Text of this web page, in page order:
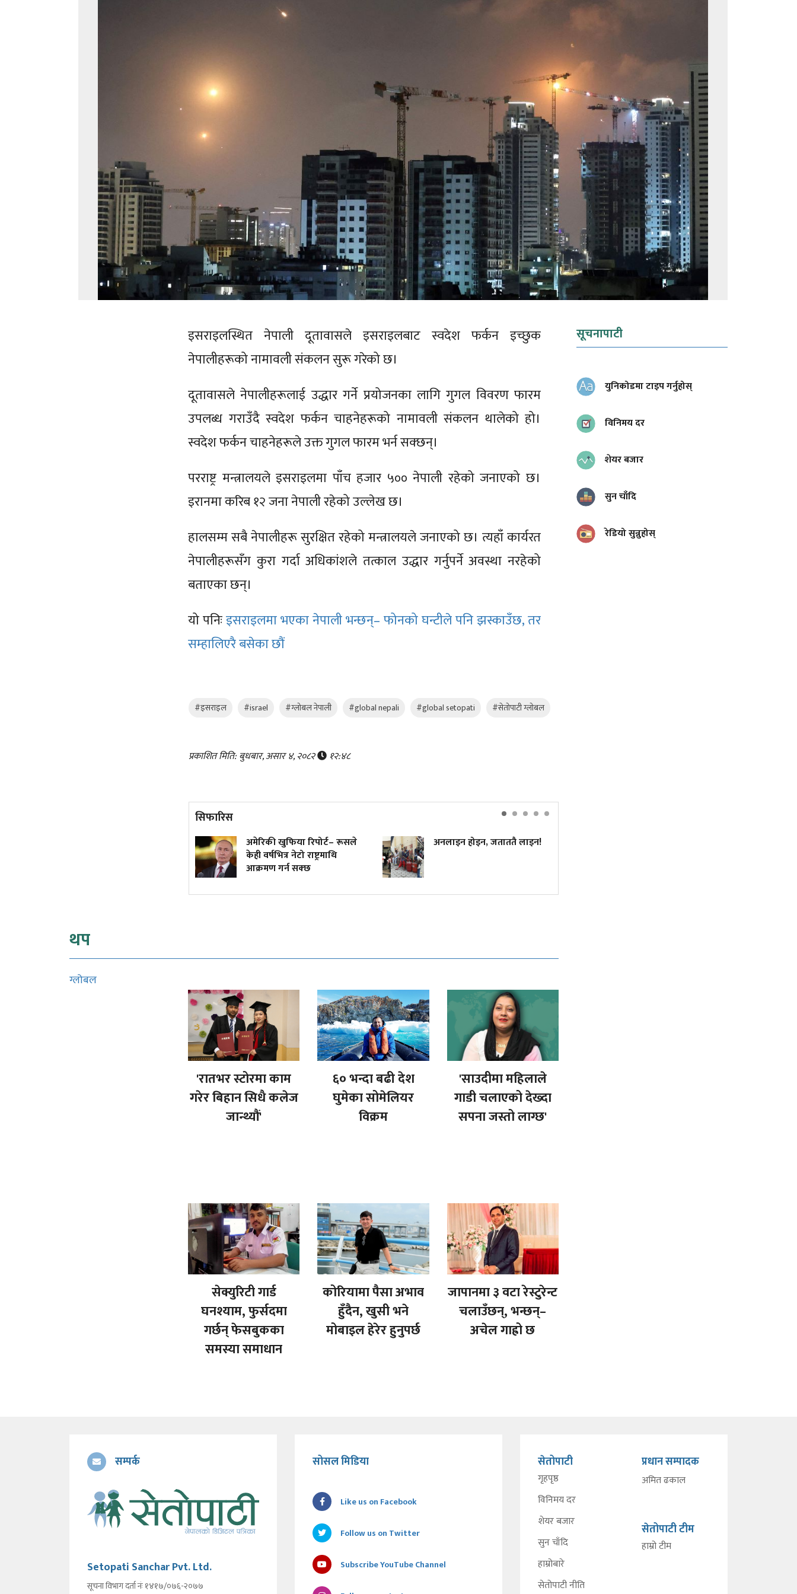
इसराइलस्थित नेपाली दूतावासले इसराइलबाट स्वदेश फर्कन इच्छुक
नेपालीहरूको नामावली संकलन सुरू गरेको छ।
दूतावासले नेपालीहरूलाई उद्धार गर्ने प्रयोजनका लागि गुगल विवरण फारम
उपलब्ध गराउँदै स्वदेश फर्कन चाहनेहरूको नामावली संकलन थालेको हो।
स्वदेश फर्कन चाहनेहरूले उक्त गुगल फारम भर्न सक्छन्।
परराष्ट्र मन्त्रालयले इसराइलमा पाँच हजार ५०० नेपाली रहेको जनाएको छ।
इरानमा करिब १२ जना नेपाली रहेको उल्लेख छ।
हालसम्म सबै नेपालीहरू सुरक्षित रहेको मन्त्रालयले जनाएको छ। त्यहाँ कार्यरत
नेपालीहरूसँग कुरा गर्दा अधिकांशले तत्काल उद्धार गर्नुपर्ने अवस्था नरहेको
बताएका छन्।
यो पनिःइसराइलमा भएका नेपाली भन्छन्– फोनको घन्टीले पनि झस्काउँछ, तर
सम्हालिएरै बसेका छौं
#इसराइल #israel #ग्लोबल नेपाली #global nepali #global setopati #सेतोपाटी ग्लोबल
प्रकाशित मिति: बुधबार, असार ४, २०८२ १२:४८
सिफारिस
अमेरिकी खुफिया रिपोर्ट– रूसले
केही वर्षभित्र नेटो राष्ट्रमाथि
आक्रमण गर्न सक्छ
अनलाइन होइन, जताततै लाइन!
थप
ग्लोबल
'रातभर स्टोरमा काम
गरेर बिहान सिधै कलेज
जान्थ्यौं'
६० भन्दा बढी देश
घुमेका सोमेलियर
विक्रम
'साउदीमा महिलाले
गाडी चलाएको देख्दा
सपना जस्तो लाग्छ'
सेक्युरिटी गार्ड
घनश्याम, फुर्सदमा
गर्छन् फेसबुकका
समस्या समाधान
कोरियामा पैसा अभाव
हुँदैन, खुसी भने
मोबाइल हेरेर हुनुपर्छ
जापानमा ३ वटा रेस्टुरेन्ट
चलाउँछन्, भन्छन्–
अचेल गाह्रो छ
सूचनापाटी
युनिकोडमा टाइप गर्नुहोस्
विनिमय दर
शेयर बजार
सुन चाँदि
रेडियो सुन्नुहोस्
सम्पर्क
Setopati Sanchar Pvt. Ltd.
सूचना विभाग दर्ता नंः १४१७/०७६-२०७७
सोसल मिडिया
Like us on Facebook
Follow us on Twitter
Subscribe YouTube Channel
सेतोपाटी
गृहपृष्ठ
विनिमय दर
शेयर बजार
सुन चाँदि
हाम्रोबारे
सेतोपाटी नीति
प्रधान सम्पादक
अमित ढकाल
सेतोपाटी टीम
हाम्रो टीम